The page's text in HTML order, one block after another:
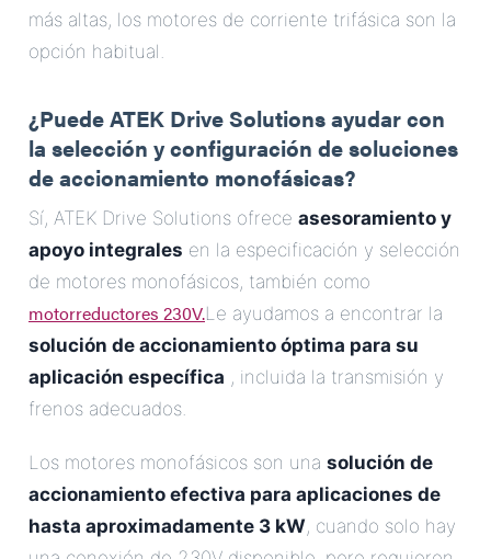
más altas, los motores de corriente trifásica son la
opción habitual.
¿Puede ATEK Drive Solutions ayudar con
la selección y configuración de soluciones
de accionamiento monofásicas?
Sí, ATEK Drive Solutions ofrece asesoramiento y
apoyo integrales en la especificación y selección
de motores monofásicos, también como
motorreductores 230V.Le ayudamos a encontrar la
solución de accionamiento óptima para su
aplicación específica , incluida la transmisión y
frenos adecuados.
Los motores monofásicos son una solución de
accionamiento efectiva para aplicaciones de
hasta aproximadamente 3 kW, cuando solo hay